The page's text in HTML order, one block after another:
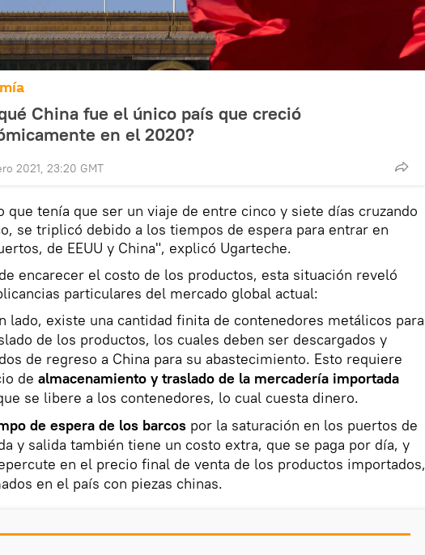
China fue el único país que creció
en el 2020?
2021, 23:20 GMT
que tenía que ser un viaje de entre cinco y siete días cruzando
se triplicó debido a los tiempos de espera para entrar en
de EEUU y China", explicó Ugarteche.
encarecer el costo de los productos, esta situación reveló
particulares del mercado global actual:
lado, existe una cantidad finita de contenedores metálicos para
de los productos, los cuales deben ser descargados y
de regreso a China para su abastecimiento. Esto requiere
de almacenamiento y traslado de la mercadería importada
se libere a los contenedores, lo cual cuesta dinero.
de espera de los barcos por la saturación en los puertos de
y salida también tiene un costo extra, que se paga por día, y
en el precio final de venta de los productos importados,
en el país con piezas chinas.